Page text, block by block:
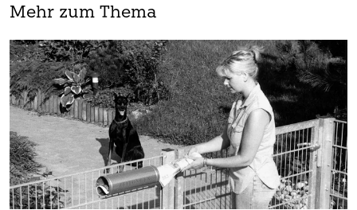
Mehr zum Thema